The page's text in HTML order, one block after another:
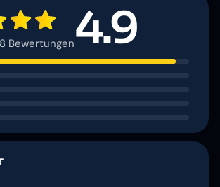
4.9
Bewertungen